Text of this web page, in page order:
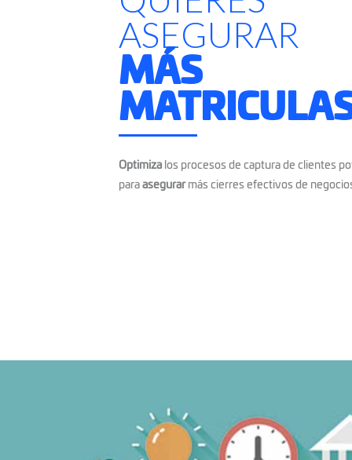
ASEGURAR
MÁS
Optimiza los procesos de captura de clientes
para asegurarmás cierres efectivos de